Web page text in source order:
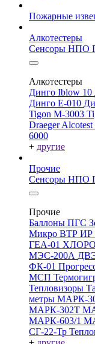
Пожарные
Алкотестеры
Сенсоры НПО
Алкотестеры
Динго Iblow 10
Динго Е-010
Tigon M-3003
Draeger Alcotest
6000
+ другие
Прочие
Сенсоры НПО
Прочие
Баллоны ПГС
Микро ВТР ИР
ГЕА-01
МЭС-200А
ФК-01
МСП
Тепловизоры
метры МАРК-
МАРК-302Т
МАРК-603/1
СГ-22-Тр